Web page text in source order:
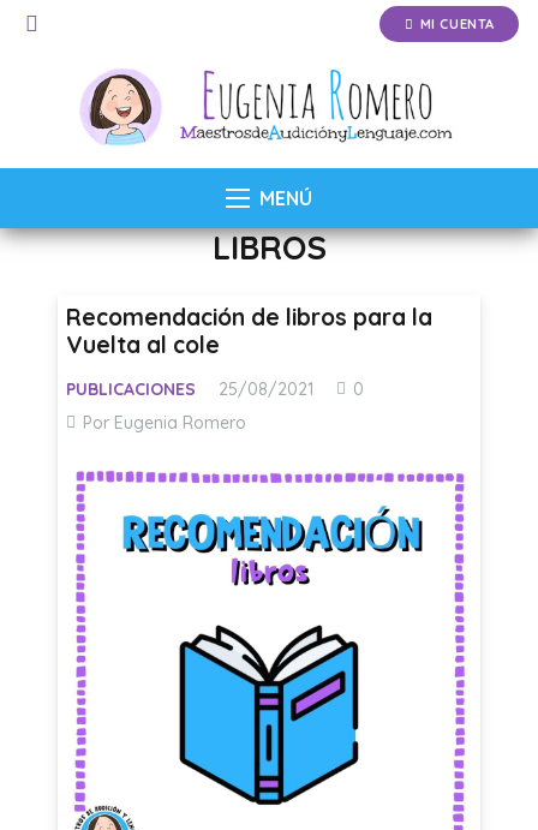
MI CUENTA
MENÚ
LIBROS
Recomendación de libros para la
Vuelta al cole
PUBLICACIONES 25/08/2021
0
Por Eugenia Romero